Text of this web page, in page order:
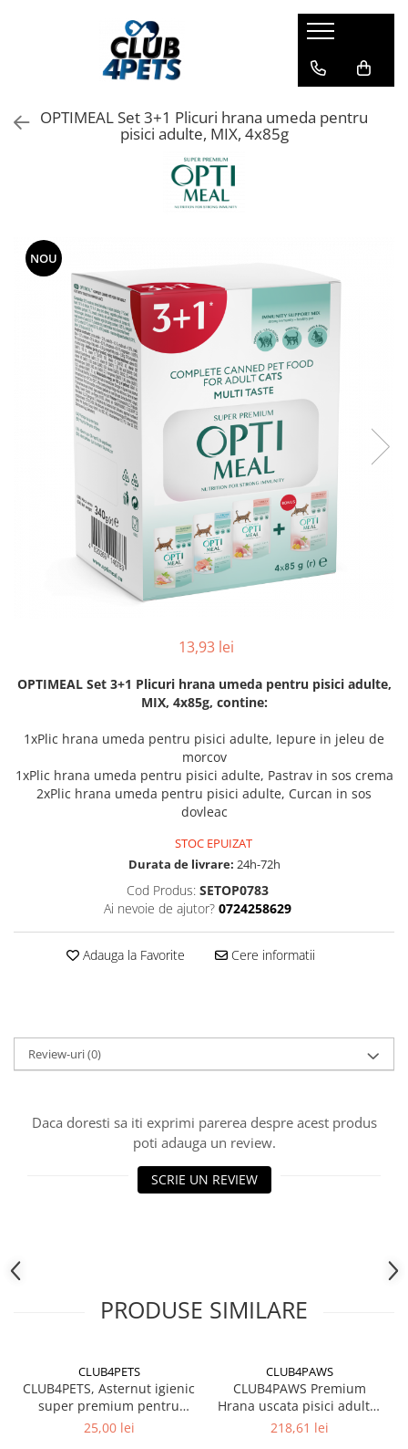
Hrana umeda
Hrana uscata
Igiena&Cosmetica
Odorizante pentru litiera
OPTIMEAL Set 3+1 Plicuri hrana umeda pentru
pisici adulte, MIX, 4x85g
NOU
13,93 lei
OPTIMEAL Set 3+1 Plicuri hrana umeda pentru pisici adulte,
MIX, 4x85g, contine:
1xPlic hrana umeda pentru pisici adulte, Iepure in jeleu de
morcov
1xPlic hrana umeda pentru pisici adulte, Pastrav in sos crema
2xPlic hrana umeda pentru pisici adulte, Curcan in sos
dovleac
STOC EPUIZAT
Durata de livrare: 24h-72h
Cod Produs: SETOP0783
Ai nevoie de ajutor? 0724258629
Adauga la Favorite Cere informatii
Review-uri(0)
Daca doresti sa iti exprimi parerea despre acest produs
poti adauga un review.
SCRIE UN REVIEW
PRODUSE SIMILARE
CLUB4PETS
CLUB4PETS, Asternut igienic
super premium pentru
pisici, Active Carbon, 5L
25,00 lei
CLUB4PAWS
CLUB4PAWS Premium
Hrana uscata pisici adulte,
Pui, 14kg
218,61 lei